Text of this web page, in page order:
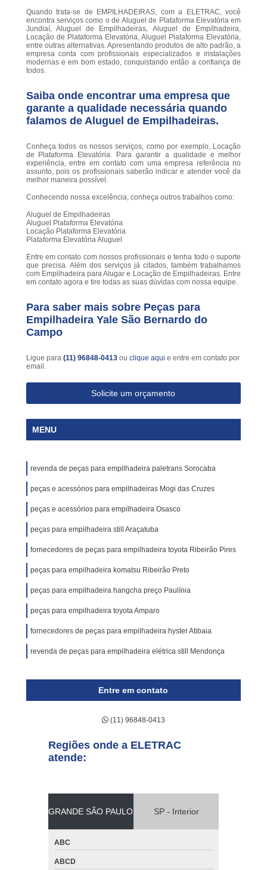
Quando trata-se de EMPILHADEIRAS, com a ELETRAC, você
encontra serviços como o de Aluguel de Plataforma Elevatória em
Jundiaí, Aluguel de Empilhadeiras, Aluguel de Empilhadeira,
Locação de Plataforma Elevatória, Aluguel Plataforma Elevatória,
entre outras alternativas. Apresentando produtos de alto padrão, a
empresa conta com profissionais especializados e instalações
modernas e em bom estado, conquistando então a confiança de
todos.
Saiba onde encontrar uma empresa que
garante a qualidade necessária quando
falamos de Aluguel de Empilhadeiras.
Conheça todos os nossos serviços, como por exemplo, Locação
de Plataforma Elevatória. Para garantir a qualidade e melhor
experiência, entre em contato com uma empresa referência no
assunto, pois os profissionais saberão indicar e atender você da
melhor maneira possível.
Conhecendo nossa excelência, conheça outros trabalhos como:
Aluguel de Empilhadeiras
Aluguel Plataforma Elevatória
Locação Plataforma Elevatória
Plataforma Elevatória Aluguel
Entre em contato com nossos profissionais e tenha todo o suporte
que precisa. Além dos serviços já citados, também trabalhamos
com Empilhadeira para Alugar e Locação de Empilhadeiras. Entre
em contato agora e tire todas as suas dúvidas com nossa equipe.
Para saber mais sobre Peças para
Empilhadeira Yale São Bernardo do
Campo
Ligue para (11) 96848-0413 ou clique aqui e entre em contato por
email.
Solicite um orçamento
MENU
revenda de peças para empilhadeira paletrans Sorocaba
peças e acessórios para empilhadeiras Mogi das Cruzes
peças e acessórios para empilhadeira Osasco
peças para empilhadeira still Araçatuba
fornecedores de peças para empilhadeira toyota Ribeirão Pires
peças para empilhadeira komatsu Ribeirão Preto
peças para empilhadeira hangcha preço Paulínia
peças para empilhadeira toyota Amparo
fornecedores de peças para empilhadeira hyster Atibaia
revenda de peças para empilhadeira elétrica still Mendonça
Entre em contato
(11) 96848-0413
Regiões onde a ELETRAC
atende:
GRANDE SÃO PAULO SP - Interior
ABC
ABCD